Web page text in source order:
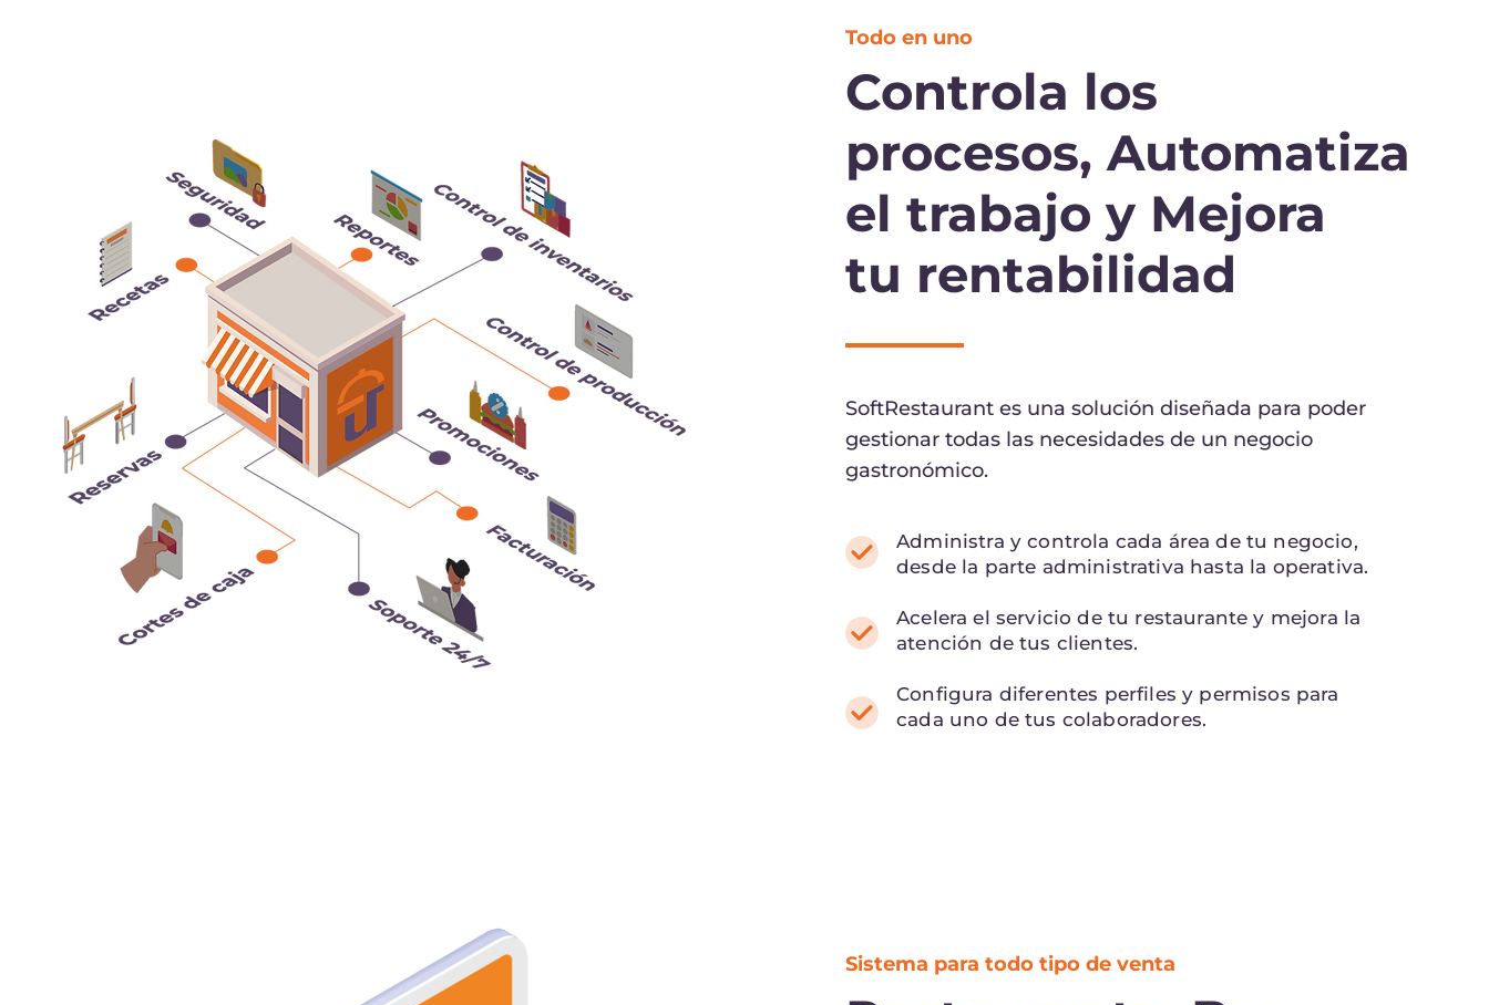
Todo en uno
Controla los
procesos, Automatiza
el trabajo y Mejora
tu rentabilidad
SoftRestaurant es una solución diseñada para poder
gestionar todas las necesidades de un negocio
gastronómico.
Administra y controla cada área de tu negocio,
desde la parte administrativa hasta la operativa.
Acelera el servicio de tu restaurante y mejora la
atención de tus clientes.
Configura diferentes perfiles y permisos para
cada uno de tus colaboradores.
Sistema para todo tipo de venta